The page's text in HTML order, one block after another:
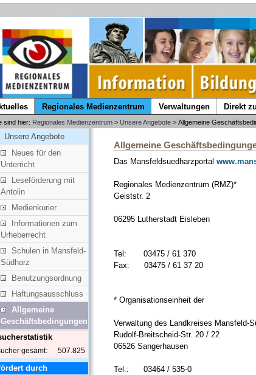
Regionales Medienzentrum Verwaltungen Direkt
sind hier: Regionales Medienzentrum> Unsere Angebote> Allgemeine
Unsere Angebote
Neues für den
Unterricht
Leseförderung mit
Antolin
Medienkurier
Informationen zum
Urheberrecht
Schulen in Mansfeld-
Südharz
Benutzungsordnung
Haftungsausschluss
Allgemeine
Geschäftsbedingungen
gesamt: 507.825
durch
Allgemeine
Das Mansfeldsuedharzportal
Regionales Medienzentrum (RMZ)*
Geiststr. 2
06295 Lutherstadt Eisleben
Tel: 03475 / 61 370
Fax: 03475 / 61 37 20
* Organisationseinheit der
Verwaltung des Landkreises Mansfeld-
Rudolf-Breitscheid-Str. 20 / 22
06526 Sangerhausen
Tel.: 03464 / 535-0